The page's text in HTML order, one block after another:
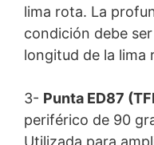
lima rota. La
condición debe
longitud de la lima
3- Punta ED87
periférico de 90